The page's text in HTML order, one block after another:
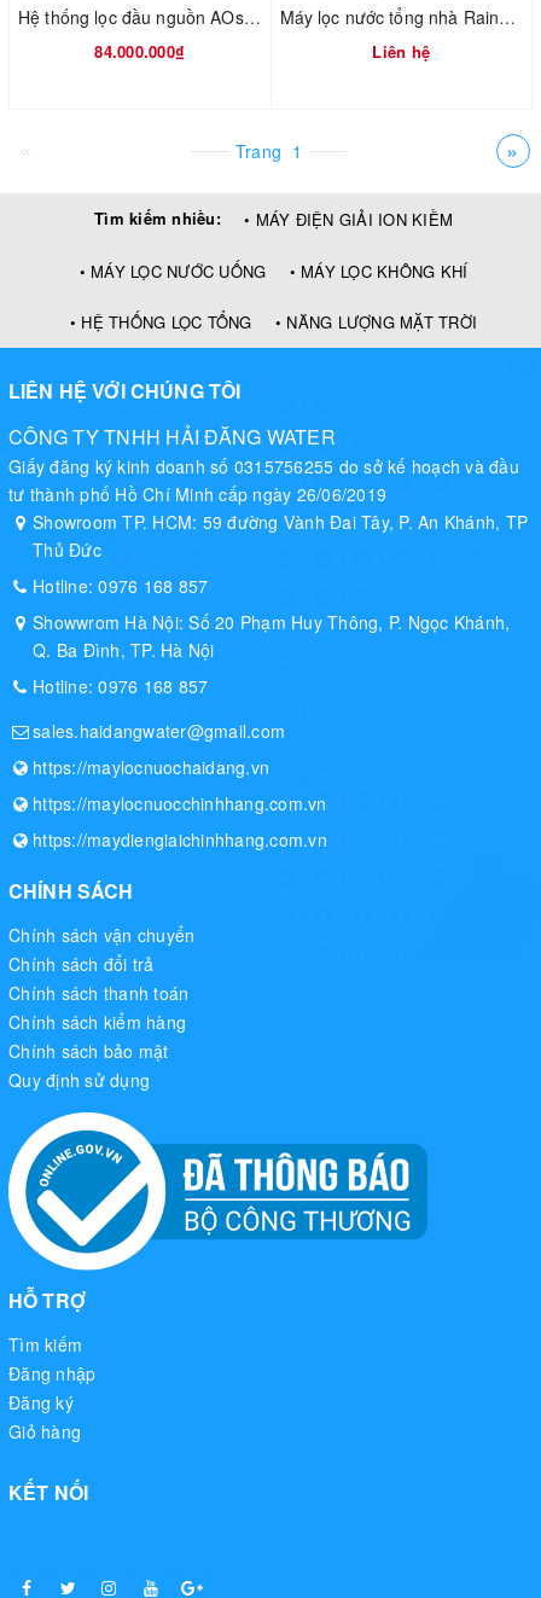
Hệ thống lọc đầu nguồn AOsmith AOS I97
84.000.000₫
Máy lọc nước tổng nhà Rainsoft EC5-250CV
Liên hệ
« Trang 1 »
Tìm kiếm nhiều: • MÁY ĐIỆN GIẢI ION KIỀM
• MÁY LỌC NƯỚC UỐNG • MÁY LỌC KHÔNG KHÍ
• HỆ THỐNG LỌC TỔNG • NĂNG LƯỢNG MẶT TRỜI
LIÊN HỆ VỚI CHÚNG TÔI
CÔNG TY TNHH HẢI ĐĂNG WATER
Giấy đăng ký kinh doanh số 0315756255 do sở kế hoạch và đầu
tư thành phố Hồ Chí Minh cấp ngày 26/06/2019
Showroom TP. HCM: 59 đường Vành Đai Tây, P. An Khánh, TP
Thủ Đức
Hotline:0976 168 857
Showwrom Hà Nội: Số 20 Phạm Huy Thông, P. Ngọc Khánh,
Q. Ba Đình, TP. Hà Nội
Hotline:0976 168 857
sales.haidangwater@gmail.com
https://maylocnuochaidang.vn
https://maylocnuocchinhhang.com.vn
https://maydiengiaichinhhang.com.vn
CHÍNH SÁCH
Chính sách vận chuyển
Chính sách đổi trả
Chính sách thanh toán
Chính sách kiểm hàng
Chính sách bảo mật
Quy định sử dụng
HỖ TRỢ
Tìm kiếm
Đăng nhập
Đăng ký
Giỏ hàng
KẾT NỐI